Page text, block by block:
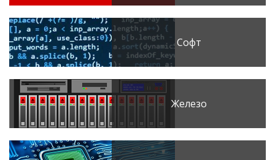
Софт
Железо